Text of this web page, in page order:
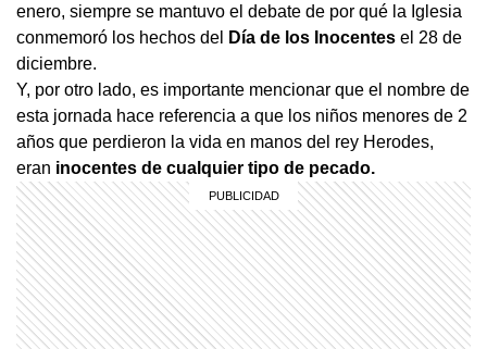
enero, siempre se mantuvo el debate de por qué la Iglesia
conmemoró los hechos del
Día de los Inocentes el 28 de
diciembre.
Y, por otro lado, es importante mencionar que el nombre de
esta jornada hace referencia a que los niños menores de 2
años que perdieron la vida en manos del rey Herodes,
eran inocentes de cualquier tipo de pecado.